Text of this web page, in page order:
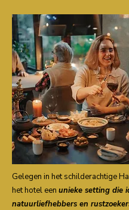
Gelegen in het schilderachtige
het hotel een unieke setting die
natuurliefhebbers en